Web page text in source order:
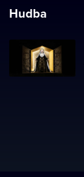
Hudba